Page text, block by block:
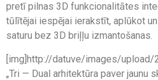
pretī pilnas 3D funkcionalitātes
tūlītējai iespējai ierakstīt, aplūkot
saturu bez 3D briļļu izmantošanas.
[img]http://datuve/images/upload/
„Tri — Dual arhitektūra paver jaunu